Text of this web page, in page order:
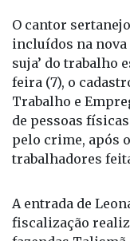
suja’ do trabalho
feira (7), o
Trabalho e
de pessoas
pelo crime, após
trabalhadores
A entrada de
Jussara, interior
encontrados seis